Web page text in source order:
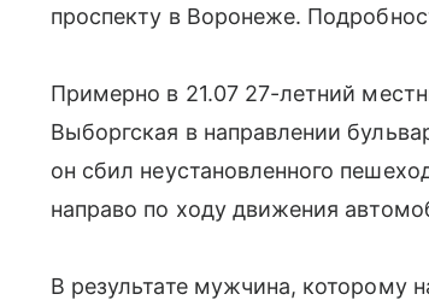
проспекту в Воронеже.
Примерно в 21.07 27-летний
Выборгская в направлении
он сбил неустановленного
направо по ходу движения
В результате мужчина, которому